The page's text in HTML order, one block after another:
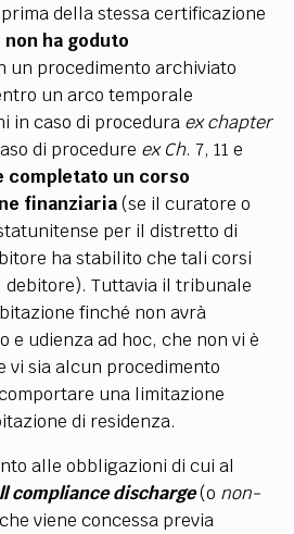
della stessa certificazione
non ha goduto
un procedimento archiviato
un arco temporale
in caso di procedura ex chapter
di procedure ex Ch. 7, 11 e
completato un corso
finanziaria(se il curatore o
per il distretto di
ha stabilito che tali corsi
debitore). Tuttavia il tribunale
finché non avrà
e udienza ad hoc, che non vi è
vi sia alcun procedimento
una limitazione
di residenza.
alle obbligazioni di cui al
compliance discharge(o non-
viene concessa previa